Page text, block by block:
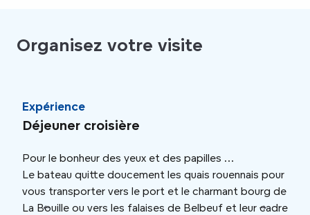
Organisez votre visite
Expérience
Déjeuner croisière
Pour le bonheur des yeux et des papilles …
Le bateau quitte doucement les quais rouennais pour
vous transporter vers le port et le charmant bourg de
La Bouille ou vers les falaises de Belbeuf et leur cadre